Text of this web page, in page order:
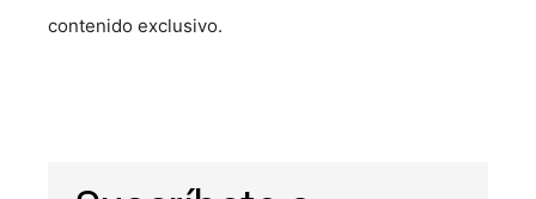
contenido exclusivo.